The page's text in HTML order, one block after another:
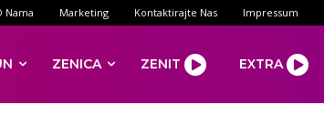
Nama Marketing Kontaktirajte Nas Impressum
ZENICA ZENIT EXTRA